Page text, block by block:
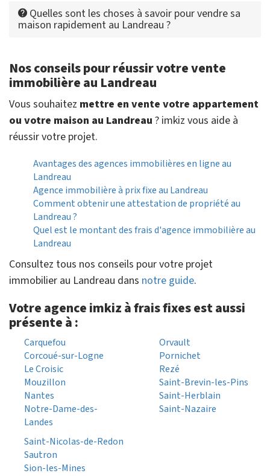
Quelles sont les choses à savoir pour vendre sa
maison rapidement au Landreau ?
Nos conseils pour réussir votre vente
immobilière au Landreau
Vous souhaitez mettre en vente votre appartement
ou votre maison au Landreau ? imkiz vous aide à
réussir votre projet.
Avantages des agences immobilières en ligne au
Landreau
Agence immobilière à prix fixe au Landreau
Comment obtenir une attestation de propriété au
Landreau ?
Quel est le montant des frais d'agence immobilière au
Landreau
Consultez tous nos conseils pour votre projet
immobilier au Landreau dans notre guide.
Votre agence imkiz à frais fixes est aussi
présente à :
Carquefou
Corcoué-sur-Logne
Le Croisic
Mouzillon
Nantes
Notre-Dame-des-
Landes
Orvault
Pornichet
Rezé
Saint-Brevin-les-Pins
Saint-Herblain
Saint-Nazaire
Saint-Nicolas-de-Redon
Sautron
Sion-les-Mines